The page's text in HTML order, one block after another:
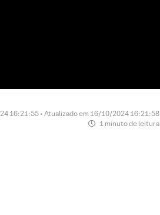
16:21:55 • Atualizado em 16/10/2024 16:21:58
1 minuto de leitura